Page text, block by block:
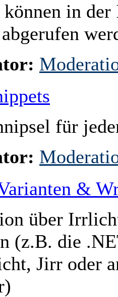
können in
für
&
über
(z.B. die
Jirr oder